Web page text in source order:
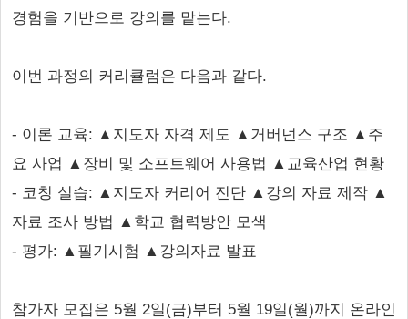
경험을 기반으로 강의를 맡는다.
이번 과정의 커리큘럼은 다음과 같다.
- 이론 교육: ▲지도자 자격 제도 ▲거버넌스 구조 ▲주
요 사업 ▲장비 및 소프트웨어 사용법 ▲교육산업 현황
- 코칭 실습: ▲지도자 커리어 진단 ▲강의 자료 제작 ▲
자료 조사 방법 ▲학교 협력방안 모색
- 평가: ▲필기시험 ▲강의자료 발표
참가자 모집은 5월 2일(금)부터 5월 19일(월)까지 온라인